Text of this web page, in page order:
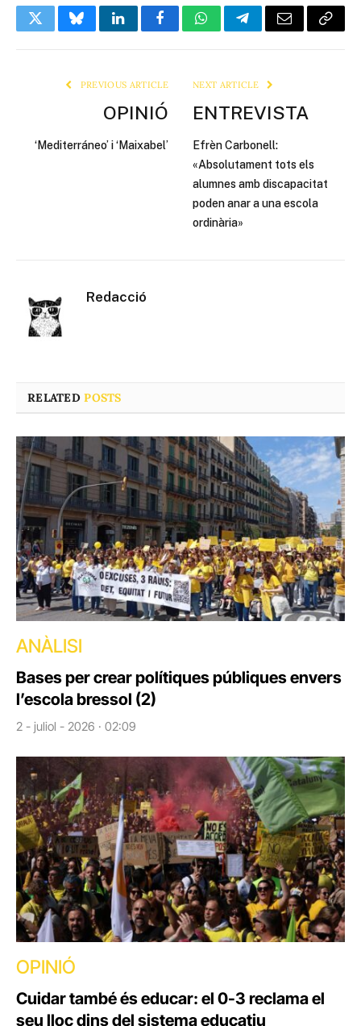
TwitterBlueskyLinkedInFacebookWhatsAppTelegramEmail Copy
PREVIOUS ARTICLE
OPINIÓ
‘Mediterráneo’ i ‘Maixabel’
NEXT ARTICLE
ENTREVISTA
Efrèn Carbonell:
«Absolutament tots els
alumnes amb discapacitat
poden anar a una escola
ordinària»
Redacció
RELATEDPOSTS
ANÀLISI
Bases per crear polítiques públiques envers
l’escola bressol (2)
2 - juliol - 2026 · 02:09
OPINIÓ
Cuidar també és educar: el 0-3 reclama el
seu lloc dins del sistema educatiu